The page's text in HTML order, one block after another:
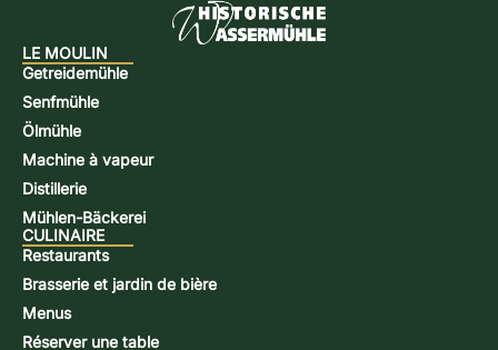
LE MOULIN
Getreidemühle
Senfmühle
Ölmühle
Machine à vapeur
Distillerie
Mühlen-Bäckerei
CULINAIRE
Restaurants
Brasserie et jardin de bière
Menus
Réserver une table